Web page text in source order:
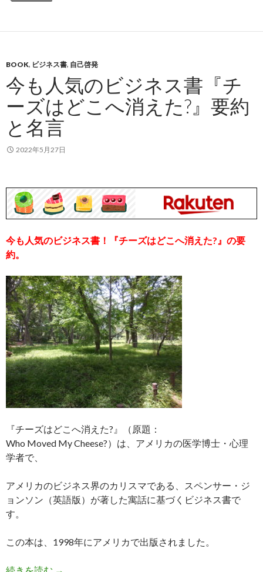
BOOK, ビジネス書, 自己啓発
今も人気のビジネス書『チ
ーズはどこへ消えた?』要約
と名言
2022年5月27日
今も人気のビジネス書！ 『チーズはどこへ消えた?』 の要
約。
『チーズはどこへ消えた?』（原題：
Who Moved My Cheese?）は、アメリカの医学博士・心理
学者で、
アメリカのビジネス界のカリスマである、スペンサー・ジ
ョンソン（英語版）が著した寓話に基づくビジネス書で
す。
この本は、1998年にアメリカで出版されました。
今も人気のビジネス書『チーズはどこへ消えた?